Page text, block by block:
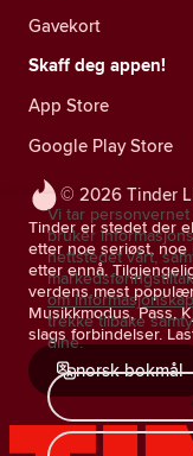
© 2026 Tinder
Tinder er stedet der
etter noe seriøst,
etter ennå.
verdens mest
Musikkmodus, Pass,
slags forbindelser.
norsk bokmål
Gavekort
Skaff deg appen!
App Store
Google Play Store
Vi tar
bruker
nettstedet vårt,
om
trekke tilbake
dine.